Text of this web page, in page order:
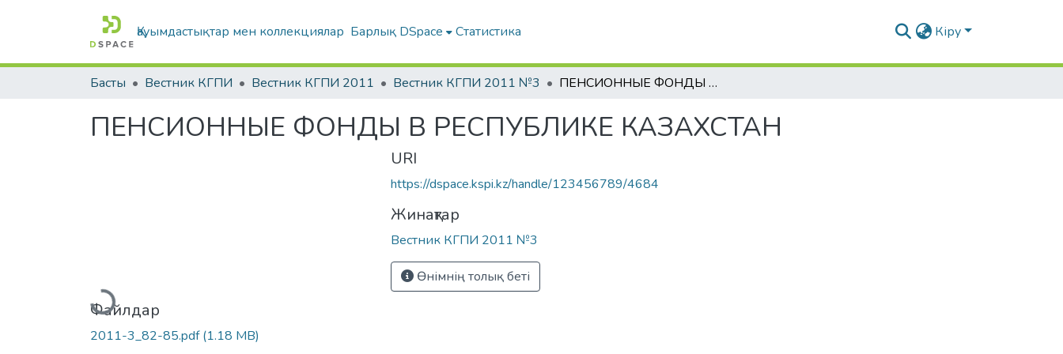
Қауымдастықтар мен коллекциялар Барлық DSpace Статистика Кіру
Басты Вестник КГПИ Вестник КГПИ 2011 Вестник КГПИ 2011 №3 ПЕНСИОННЫЕ ФОНДЫ В РЕСПУБЛИКЕ КАЗАХСТАН
ПЕНСИОННЫЕ ФОНДЫ В РЕСПУБЛИКЕ КАЗАХСТАН
Жүктеу...
Файлдар
2011-3_82-85.pdf(1.18 MB)
URI
https://dspace.kspi.kz/handle/123456789/4684
Жинақтар
Вестник КГПИ 2011 №3
Өнімнің толық беті